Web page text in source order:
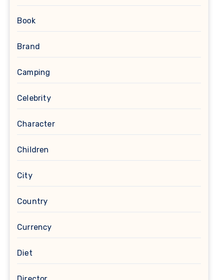
Book
Brand
Camping
Celebrity
Character
Children
City
Country
Currency
Diet